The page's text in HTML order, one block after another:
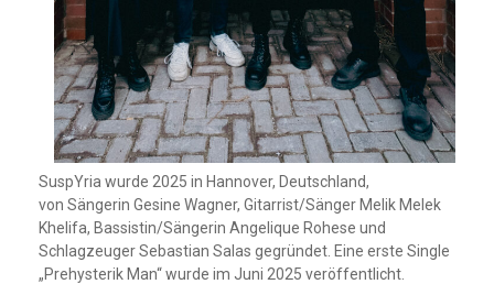
SuspYria wurde 2025 in Hannover, Deutschland,
von Sängerin Gesine Wagner, Gitarrist/Sänger Melik Melek
Khelifa, Bassistin/Sängerin Angelique Rohese und
Schlagzeuger Sebastian Salas gegründet. Eine erste Single
„Prehysterik Man“ wurde im Juni 2025 veröffentlicht.